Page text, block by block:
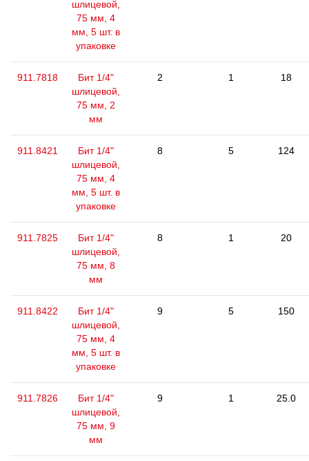
шлицевой,
75 мм, 4
мм, 5 шт. в
упаковке
911.7818
Бит 1/4"
шлицевой,
75 мм, 2
мм
2 1 18
911.8421
Бит 1/4"
шлицевой,
75 мм, 4
мм, 5 шт. в
упаковке
8 5 124
911.7825
Бит 1/4"
шлицевой,
75 мм, 8
мм
8 1 20
911.8422
Бит 1/4"
шлицевой,
75 мм, 4
мм, 5 шт. в
упаковке
9 5 150
911.7826
Бит 1/4"
шлицевой,
75 мм, 9
мм
9 1 25.0